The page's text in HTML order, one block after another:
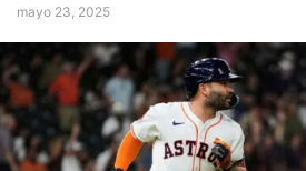
mayo 23, 2025